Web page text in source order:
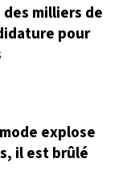
milliers de
pour
explose
il est brûlé